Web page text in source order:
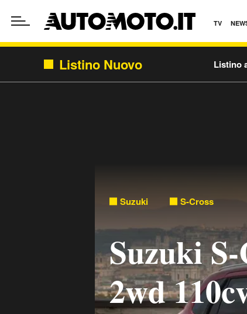
TV
Listino Nuovo Listino
Suzuki S-Cross
Suzuki
2wd